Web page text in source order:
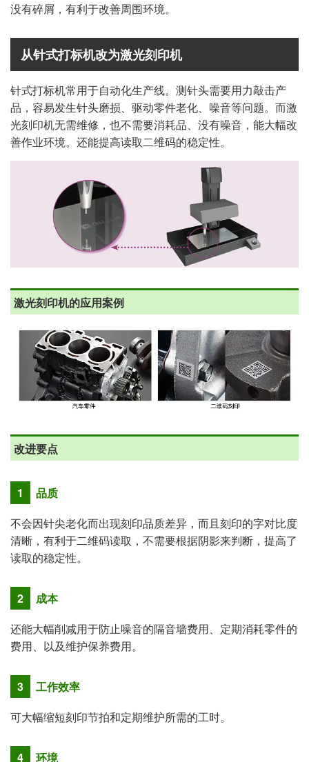
没有碎屑，有利于改善周围环境。
从针式打标机改为激光刻印机
针式打标机常用于自动化生产线。测针头需要用力敲击产
品，容易发生针头磨损、驱动零件老化、噪音等问题。而激
光刻印机无需维修，也不需要消耗品、没有噪音，能大幅改
善作业环境。还能提高读取二维码的稳定性。
激光刻印机的应用案例
改进要点
1
品质
不会因针尖老化而出现刻印品质差异，而且刻印的字对比度
清晰，有利于二维码读取，不需要根据阴影来判断，提高了
读取的稳定性。
2
成本
还能大幅削减用于防止噪音的隔音墙费用、定期消耗零件的
费用、以及维护保养费用。
3
工作效率
可大幅缩短刻印节拍和定期维护所需的工时。
4 环境